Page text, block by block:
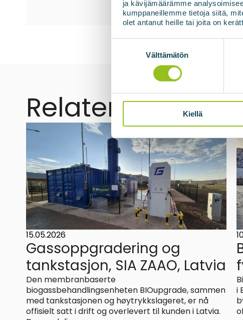
ja kävijämäärämme
kumppaneillemme tietoja siitä,
olet antanut heille tai joita on
Välttämätön
Kiellä
Relatert
15.05.2026
Gassoppgradering og
tankstasjon, SIA ZAAO, Latvia
Den membranbaserte
biogassbehandlingsenheten BIOupgrade, sammen
med tankstasjonen og høytrykkslageret, er nå
offisielt satt i drift og overlevert til kunden i Latvia.
i